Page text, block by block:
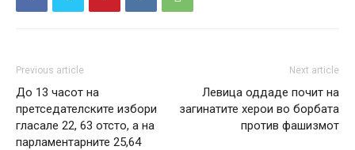
Previous article
До 13 часот на
претседателските избори
гласале 22, 63 отсто, а на
парламентарните 25,64
Next article
Левица оддаде почит на
загинатите херои во борбата
против фашизмот